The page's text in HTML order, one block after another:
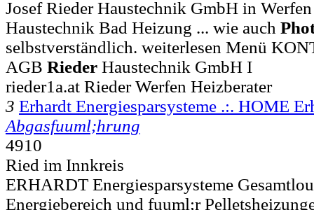
Josef Rieder Haustechnik GmbH in
Haustechnik Bad Heizung ... wie auch
selbstverständlich. weiterlesen Menü
AGB Rieder Haustechnik GmbH I
rieder1a.at Rieder Werfen Heizberater
3 Erhardt Energiesparsysteme .:. HOME
Abgasfuuml;hrung
4910
Ried im Innkreis
ERHARDT Energiesparsysteme
Energiebereich und fuuml;r